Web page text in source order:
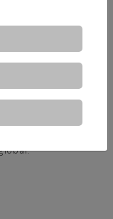
Serveis
amb altres